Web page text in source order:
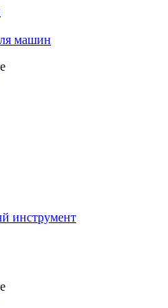
машин
инструмент